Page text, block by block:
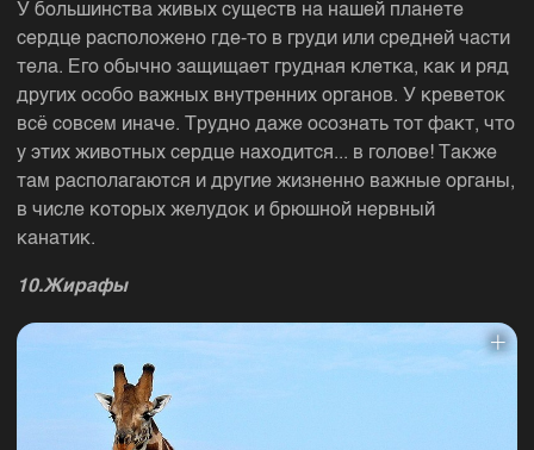
У большинства живых существ на нашей планете
сердце расположено где-то в груди или средней части
тела. Его обычно защищает грудная клетка, как и ряд
других особо важных внутренних органов. У креветок
всё совсем иначе. Трудно даже осознать тот факт, что
у этих животных сердце находится... в голове! Также
там располагаются и другие жизненно важные органы,
в числе которых желудок и брюшной нервный
канатик.
10.Жирафы